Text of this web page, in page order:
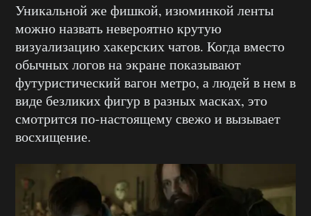
Уникальной же фишкой, изюминкой ленты
можно назвать невероятно крутую
визуализацию хакерских чатов. Когда вместо
обычных логов на экране показывают
футуристический вагон метро, а людей в нем в
виде безликих фигур в разных масках, это
смотрится по-настоящему свежо и вызывает
восхищение.